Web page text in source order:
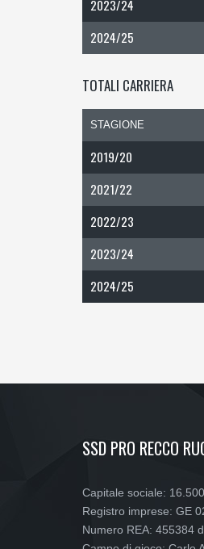
2023/24
2024/25
TOTALI CARRIERA
STAGIONE
2019/20
2021/22
2022/23
2023/24
2024/25
SSD PRO RECCO
Capitale sociale:
Registro imprese: GE
Numero REA: 455384